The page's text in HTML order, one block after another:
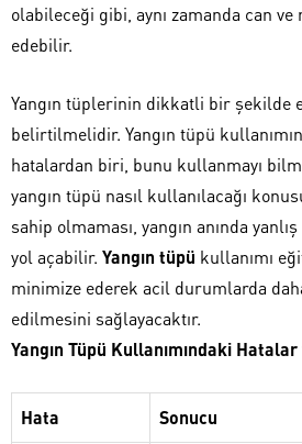
olabileceği gibi, aynı zamanda can
edebilir.
Yangın tüplerinin dikkatli bir şekilde
belirtilmelidir. Yangın tüpü
hatalardan biri, bunu kullanmayı
yangın tüpü nasıl kullanılacağı
sahip olmaması, yangın anında
yol açabilir. Yangın tüpü kullanımı
minimize ederek acil durumlarda
edilmesini sağlayacaktır.
Yangın Tüpü Kullanımındaki
Hata Sonucu